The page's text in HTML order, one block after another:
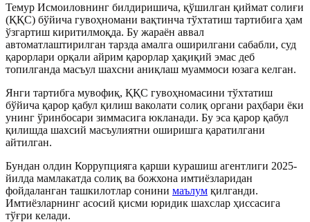
Темур Исмоиловнинг билдиришича, қўшилган қиймат солиғи
(ҚҚС) бўйича гувоҳномани вақтинча тўхтатиш тартибига ҳам
ўзгартиш киритилмоқда. Бу жараён аввал
автоматлаштирилган тарзда амалга оширилгани сабабли, суд
қарорлари орқали айрим қарорлар ҳақиқий эмас деб
топилганда масъул шахсни аниқлаш муаммоси юзага келган.
Янги тартибга мувофиқ, ҚҚС гувоҳномасини тўхтатиш
бўйича қарор қабул қилиш ваколати солиқ органи раҳбари ёки
унинг ўринбосари зиммасига юкланади. Бу эса қарор қабул
қилишда шахсий масъулиятни оширишга қаратилгани
айтилган.
Бундан олдин Коррупцияга қарши курашиш агентлиги 2025-
йилда мамлакатда солиқ ва божхона имтиёзларидан
фойдаланган ташкилотлар сонини маълум қилганди.
Имтиёзларнинг асосий қисми юридик шахслар ҳиссасига
тўғри келади.